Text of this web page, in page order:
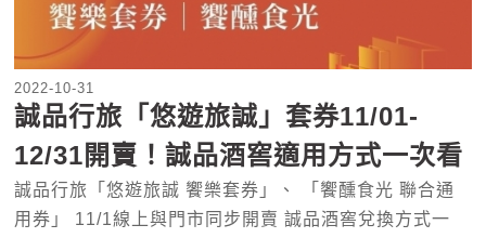
2022-10-31
誠品行旅「悠遊旅誠」套券11/01-
12/31開賣！誠品酒窖適用方式一次看
誠品行旅「悠遊旅誠 饗樂套券」、 「饗醺食光 聯合通
用券」 11/1線上與門市同步開賣 誠品酒窖兌換方式一